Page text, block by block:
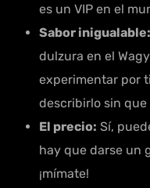
es un VIP en el
Sabor inigualable:
dulzura en el
experimentar por
describirlo sin que
El precio: Sí,
hay que darse un
¡mímate!